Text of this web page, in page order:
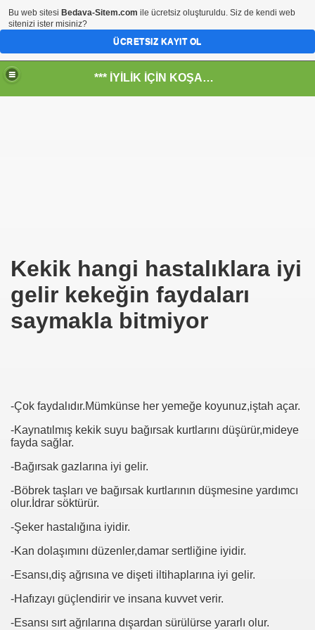
*** İYİLİK İÇİN KOŞANLARIN YERİ***
Kekik hangi hastalıklara iyi
gelir kekeğin faydaları
saymakla bitmiyor
-Çok faydalıdır.Mümkünse her yemeğe koyunuz,iştah açar.
-Kaynatılmış kekik suyu bağırsak kurtlarını düşürür,mideye
fayda sağlar.
-Bağırsak gazlarına iyi gelir.
-Böbrek taşları ve bağırsak kurtlarının düşmesine yardımcı
olur.İdrar söktürür.
-Şeker hastalığına iyidir.
-Kan dolaşımını düzenler,damar sertliğine iyidir.
-Esansı,diş ağrısına ve dişeti iltihaplarına iyi gelir.
-Hafızayı güçlendirir ve insana kuvvet verir.
-Esansı sırt ağrılarına dışardan sürülürse yararlı olur.
- HİDROJEN ENERJİ MRK *NASIL ENGELLENDİ* !!!
AS-DER.
TARİHİ MÜZESİ
Bu web sitesi Bedava-Sitem.com ile ücretsiz oluşturuldu. Siz de kendi web
sitenizi ister misiniz?
ÜCRETSIZ KAYIT OL